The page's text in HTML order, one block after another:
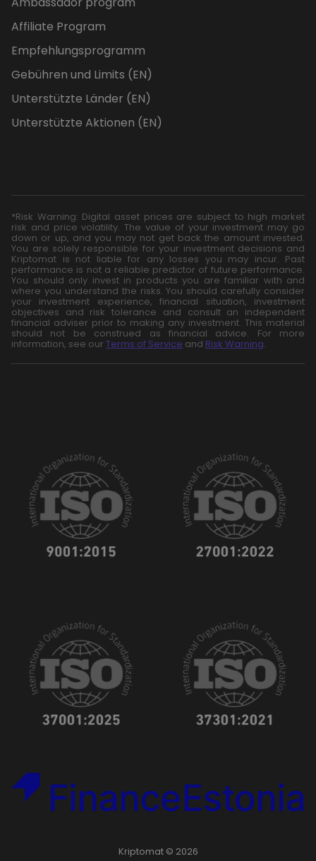
Affiliate Program
Empfehlungsprogramm
Gebühren und Limits (EN)
Unterstützte Länder (EN)
Unterstützte Aktionen (EN)
*Risk Warning: Digital asset prices are subject to high market
risk and price volatility. The value of your investment may go
down or up, and you may not get back the amount invested.
You are solely responsible for your investment decisions and
Kriptomat is not liable for any losses you may incur. Past
performance is not a reliable predictor of future performance.
You should only invest in products you are familiar with and
where you understand the risks. You should carefully consider
your investment experience, financial situation, investment
objectives and risk tolerance and consult an independent
financial adviser prior to making any investment. This material
should not be construed as financial advice. For more
information, see our Terms of Service and Risk Warning.
Kriptomat © 2026